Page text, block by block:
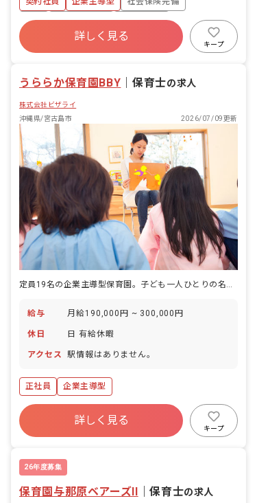
有給
産休育休制度 未経験歓迎
詳しく見る
キープ
うららか保育園BBY ｜保育士の求人
株式会社ビザライ
沖縄県/宮古島市
2026/07/09更新
定員19名の企業主導型保育園。子ども一人ひとりの名前と顔を、全職員が把握できる規模です。
給与 月給190,000円 ~ 300,000円
休日 日 有給休暇
アクセス 駅情報はありません。
正社員 企業主導型
詳しく見る
キープ
26年度募集
保育園与那原ベアーズII ｜保育士の求人